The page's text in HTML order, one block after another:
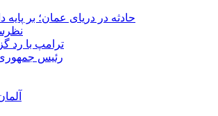
حادثه در دریای عمان؛ بر
ترامپ با رد
رئیس‌ جمهوری